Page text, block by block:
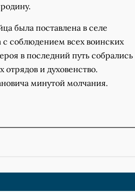
была поставлена в селе
соблюдением всех воинских
в последний путь собрались
и духовенство.
минутой молчания.